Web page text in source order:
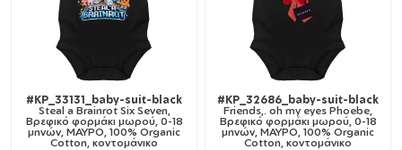
#KP_33131_baby-suit-black
Steal a Brainrot Six Seven,
Βρεφικό φορμάκι μωρού, 0-18
μηνών, ΜΑΥΡΟ, 100% Organic
Cotton, κοντομάνικο
#KP_32686_baby-suit-black
Friends,. oh my eyes Phoebe,
Βρεφικό φορμάκι μωρού, 0-18
μηνών, ΜΑΥΡΟ, 100% Organic
Cotton, κοντομάνικο